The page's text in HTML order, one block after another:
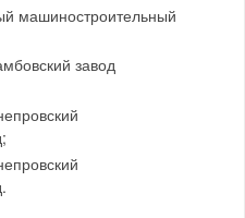
машиностроительный
завод